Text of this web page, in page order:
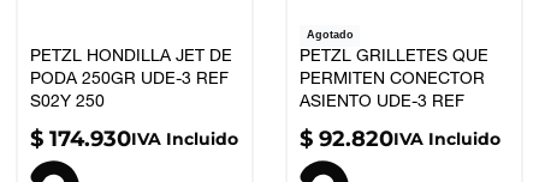
PETZL HONDILLA JET DE
PODA 250GR UDE-3 REF
S02Y 250
$ 174.930IVA Incluido
Agotado
PETZL GRILLETES QUE
PERMITEN CONECTOR
ASIENTO UDE-3 REF
C087AA00
$ 92.820IVA Incluido